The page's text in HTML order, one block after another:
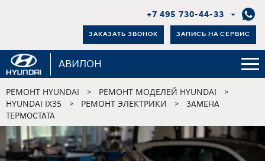
+7 495 730-44-33
ЗАКАЗАТЬ ЗВОНОК ЗАПИСЬ НА СЕРВИС
АВИЛОН
РЕМОНТ HYUNDAI > РЕМОНТ МОДЕЛЕЙ HYUNDAI >
HYUNDAI IX35 > РЕМОНТ ЭЛЕКТРИКИ >
ЗАМЕНА
ТЕРМОСТАТА